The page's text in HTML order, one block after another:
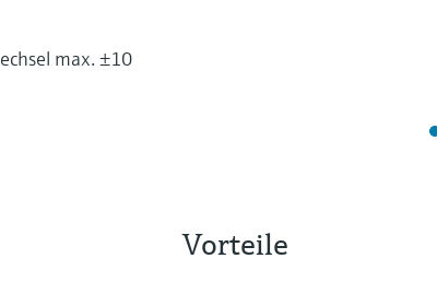
max. ±10
Vorteile